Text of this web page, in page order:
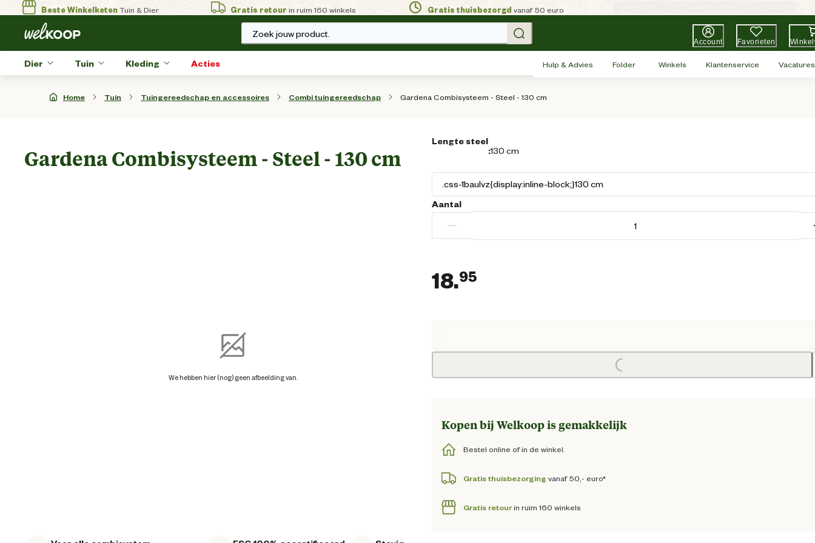
Beste WinkelketenTuin & Dier Gratis retour in ruim 160 winkels Gratis thuisbezorgd vanaf 50 euro
Zoek jouw product.
Account Favorieten
Dier Tuin Kleding Acties Hulp & Advies Folder Winkels Klantenservice Vacatures
Home Tuin Tuingereedschap en accessoires Combi tuingereedschap Gardena Combisysteem - Steel - 130 cm
Gardena Combisysteem - Steel - 130 cm
We hebben hier (nog) geen afbeelding van.
Lengte steel
:130 cm
Aantal
−
18.95
Loading...
Kopen bij Welkoop is gemakkelijk
Bestel online of in de winkel.
Gratis thuisbezorging vanaf 50,- euro*
Gratis retourin ruim 160 winkels